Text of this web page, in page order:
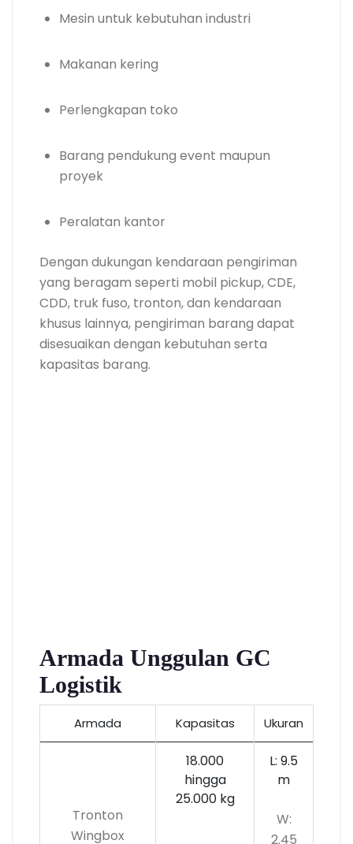
Mesin untuk kebutuhan industri
Makanan kering
Perlengkapan toko
Barang pendukung event maupun
proyek
Peralatan kantor
Dengan dukungan kendaraan pengiriman
yang beragam seperti mobil pickup, CDE,
CDD, truk fuso, tronton, dan kendaraan
khusus lainnya, pengiriman barang dapat
disesuaikan dengan kebutuhan serta
kapasitas barang.
Armada Unggulan GC
Logistik
Armada Kapasitas Ukuran
Tronton
Wingbox
18.000
hingga
25.000 kg
L: 9.5
m
W:
2.45